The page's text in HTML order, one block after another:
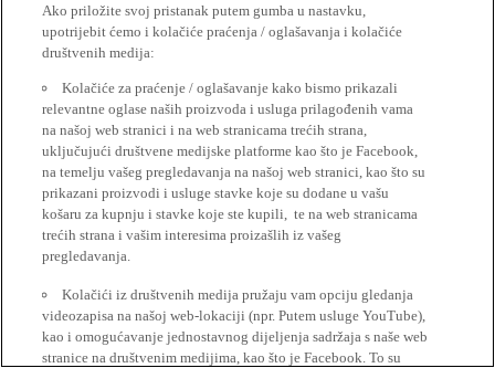
Ako priložite svoj pristanak putem gumba u nastavku,
upotrijebit ćemo i kolačiće praćenja / oglašavanja i kolačiće
društvenih medija:
Kolačiće za praćenje / oglašavanje kako bismo prikazali
relevantne oglase naših proizvoda i usluga prilagođenih vama
na našoj web stranici i na web stranicama trećih strana,
uključujući društvene medijske platforme kao što je Facebook,
na temelju vašeg pregledavanja na našoj web stranici, kao što su
prikazani proizvodi i usluge stavke koje su dodane u vašu
košaru za kupnju i stavke koje ste kupili, te na web stranicama
trećih strana i vašim interesima proizašlih iz vašeg
pregledavanja.
Kolačići iz društvenih medija pružaju vam opciju gledanja
videozapisa na našoj web-lokaciji (npr. Putem usluge YouTube),
kao i omogućavanje jednostavnog dijeljenja sadržaja s naše web
stranice na društvenim medijima, kao što je Facebook. To su